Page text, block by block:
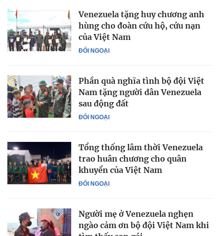
ĐỐI NGOẠI
Venezuela tặng huy chương anh
hùng cho đoàn cứu hộ, cứu nạn
của Việt Nam
ĐỐI NGOẠI
Phần quà nghĩa tình bộ đội Việt
Nam tặng người dân Venezuela
sau động đất
ĐỐI NGOẠI
Tổng thống lâm thời Venezuela
trao huân chương cho quân
khuyển của Việt Nam
Người mẹ ở Venezuela nghẹn
ngào cảm ơn bộ đội Việt Nam khi